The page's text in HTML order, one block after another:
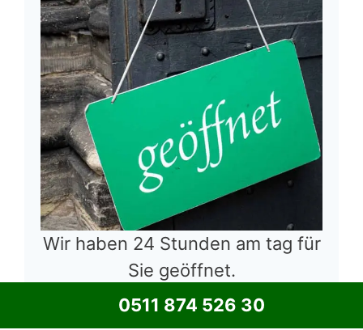
Wir haben 24 Stunden am tag für
Sie geöffnet.
0511 874 526 30